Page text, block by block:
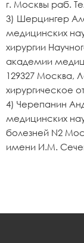
г. Москвы раб.
3) Шерцингер
медицинских
хирургии
академии
129327 Москва,
хирургическое
4) Черепанин
медицинских
болезней N2
имени И.М.